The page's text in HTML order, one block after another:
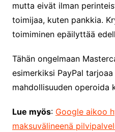
mutta eivät ilman
toimijaa, kuten pankkia.
toimiminen epäilyttää
Tähän ongelmaan
esimerkiksi PayPal
mahdollisuuden operoida
Lue myös: Google aikoo
maksuvälineenä